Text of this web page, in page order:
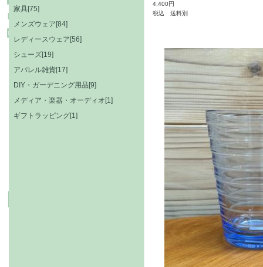
4,400円
税込 送料別
家具[75]
メンズウェア[84]
レディースウェア[56]
シューズ[19]
アパレル雑貨[17]
DIY・ガーデニング用品[9]
メディア・楽器・オーディオ[1]
ギフトラッピング[1]